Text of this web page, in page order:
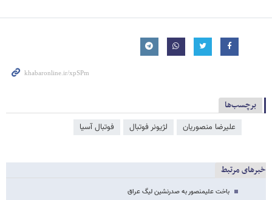
برچسب‌ها
علیرضا منصوریان لژیونر فوتبال فوتبال آسیا
خبرهای مرتبط
باخت علیمنصور به صدرنشین لیگ عراق